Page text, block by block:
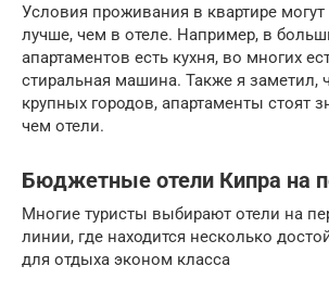
Условия проживания в квартире могут
лучше, чем в отеле. Например, в
апартаментов есть кухня, во многих
стиральная машина. Также я заметил,
крупных городов, апартаменты стоят
чем отели.
Бюджетные отели Кипра на
Многие туристы выбирают отели на
линии, где находится несколько
для отдыха эконом класса